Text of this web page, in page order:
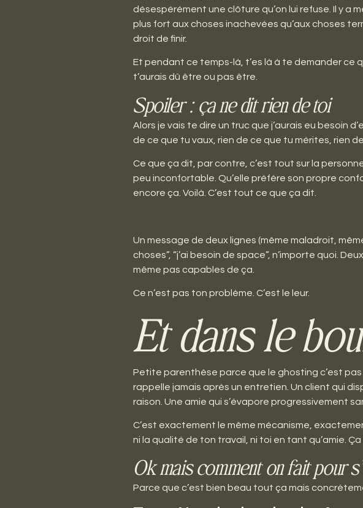
désespérément une clôture qu’on lui refuse. Il y a
plus fort aux choses inachevées qu’aux choses
droit de finir.
Et pendant ce temps-là, t’es là à te demander ce
t’aurais dû être ou pas être.
Spoiler : ça ne dit rien de toi
Alors je vais te dire un truc que j’aurais eu besoin
de ce que tu vaux, rien de ce que tu mérites, rien
Ce que ça dit, par contre, c’est tout sur la
peu inconfortable. Qu’elle préfère son propre
encore ça. Voilà. C’est tout ce que ça dit.
Un message de deux lignes (même maladroit,
choses”, “j’ai besoin de space”, n’importe quoi.
même pas capables de ça.
Ce n’est pas ton problème. C’est le leur.
Et dans le
Petite parenthèse parce que le ghosting c’est
rappelle jamais après un entretien. Un client qui
raison. Une amie qui s’évapore progressivement
C’est exactement le même mécanisme,
ni la qualité de ton travail, ni toi en tant qu’amie.
Ok mais comment on fait pour
Parce que c’est bien beau tout ça mais